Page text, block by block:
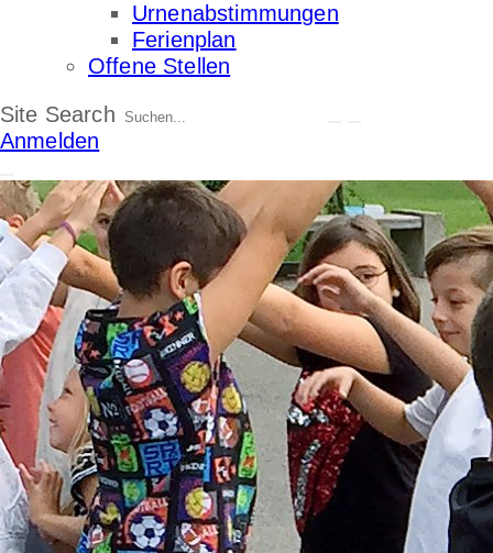
Urnenabstimmungen
Ferienplan
Offene Stellen
Site Search
Anmelden